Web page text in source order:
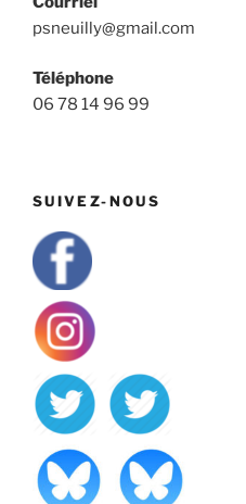
psneuilly@gmail.com
Téléphone
06 78 14 96 99
SUIVEZ-NOUS